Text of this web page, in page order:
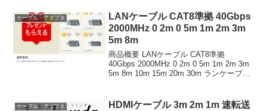
ケーブル・アダプタ
LANケーブル CAT8準拠 40Gbps
2000MHz 0 2m 0 5m 1m 2m 3m
5m 8m
商品概要 LANケーブル CAT8準拠
40Gbps 2000MHz 0 2m 0 5m 1m 2m 3m
5m 8m 10m 15m 20m 30m ランケーブル
ケーブル・アダプタ
HDMIケーブル 3m 2m 1m 速転送